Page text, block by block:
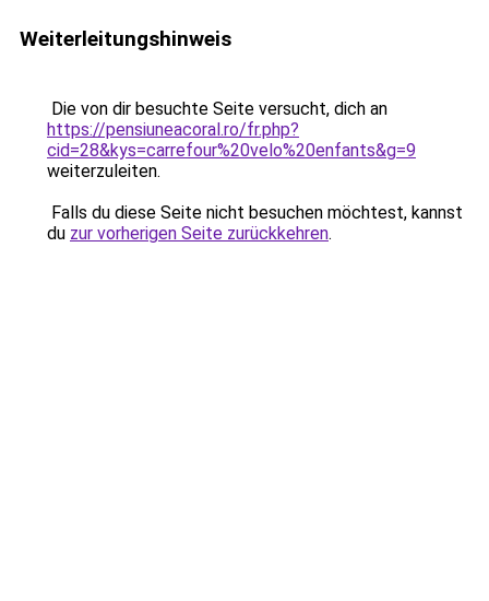
Weiterleitungshinweis
Die von dir besuchte Seite versucht, dich an
https://pensiuneacoral.ro/fr.php?
cid=28&kys=carrefour%20velo%20enfants&g=9
weiterzuleiten.
Falls du diese Seite nicht besuchen möchtest, kannst
du zur vorherigen Seite zurückkehren.